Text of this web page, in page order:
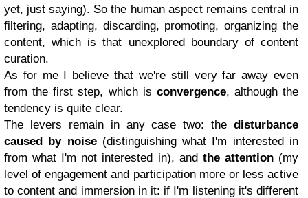
yet, just saying). So the human aspect remains central in
filtering, adapting, discarding, promoting, organizing the
content, which is that unexplored boundary of content
curation.
As for me I believe that we're still very far away even
from the first step, which is convergence, although the
tendency is quite clear.
The levers remain in any case two: the disturbance
caused by noise (distinguishing what I'm interested in
from what I'm not interested in), and the attention(my
level of engagement and participation more or less active
to content and immersion in it: if I'm listening it's different